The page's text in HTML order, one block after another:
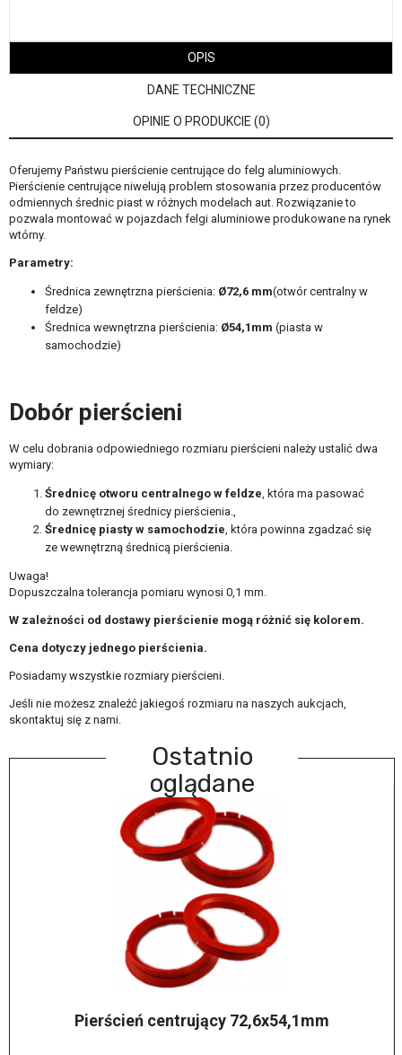
OPIS
DANE TECHNICZNE
OPINIE O PRODUKCIE (0)
Oferujemy Państwu pierścienie centrujące do felg aluminiowych.
Pierścienie centrujące niwelują problem stosowania przez producentów
odmiennych średnic piast w różnych modelach aut. Rozwiązanie to
pozwala montować w pojazdach felgi aluminiowe produkowane na rynek
wtórny.
Parametry:
Średnica zewnętrzna pierścienia: Ø72,6 mm(otwór centralny w
feldze)
Średnica wewnętrzna pierścienia: Ø54,1 mm (piasta w
samochodzie)
Dobór pierścieni
W celu dobrania odpowiedniego rozmiaru pierścieni należy ustalić dwa
wymiary:
Średnicę otworu centralnego w feldze , która ma pasować
do zewnętrznej średnicy pierścienia.,
Średnicę piasty w samochodzie , która powinna zgadzać się
ze wewnętrzną średnicą pierścienia.
Uwaga!
Dopuszczalna tolerancja pomiaru wynosi 0,1 mm.
W zależności od dostawy pierścienie mogą różnić się kolorem.
Cena dotyczy jednego pierścienia.
Posiadamy wszystkie rozmiary pierścieni.
Jeśli nie możesz znaleźć jakiegoś rozmiaru na naszych aukcjach,
skontaktuj się z nami.
Ostatnio
oglądane
Pierścień centrujący 72,6x54,1mm